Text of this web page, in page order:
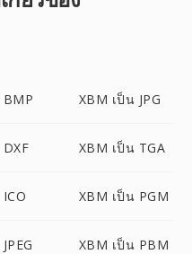
XBM เป็น JPG
XBM เป็น TGA
XBM เป็น PGM
XBM เป็น PBM